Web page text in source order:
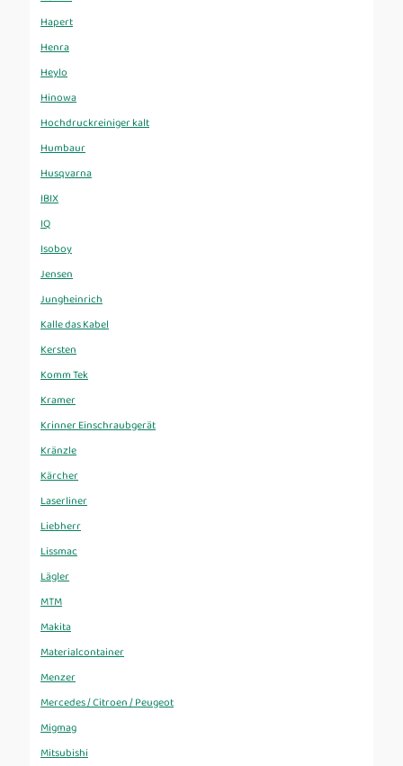
Hapert
Henra
Heylo
Hinowa
Hochdruckreiniger kalt
Humbaur
Husqvarna
IBIX
IQ
Isoboy
Jensen
Jungheinrich
Kalle das Kabel
Kersten
Komm Tek
Kramer
Krinner Einschraubgerät
Kränzle
Kärcher
Laserliner
Liebherr
Lissmac
Lägler
MTM
Makita
Materialcontainer
Menzer
Mercedes / Citroen / Peugeot
Migmag
Mitsubishi